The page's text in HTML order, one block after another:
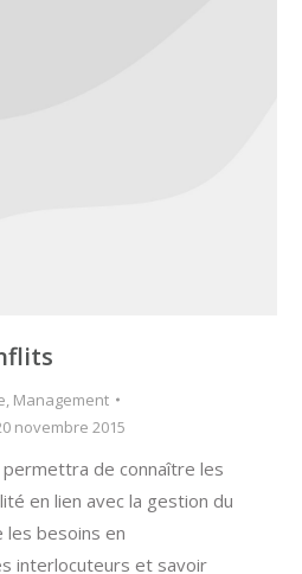
, Management
novembre 2015
de connaître les
en lien avec la gestion du
besoins en
interlocuteurs et savoir